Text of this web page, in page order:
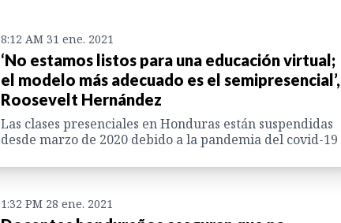
8:12 AM 31 ene. 2021
‘No estamos listos para una educación virtual;
el modelo más adecuado es el semipresencial’,
Roosevelt Hernández
Las clases presenciales en Honduras están suspendidas
desde marzo de 2020 debido a la pandemia del covid-19
1:32 PM 28 ene. 2021